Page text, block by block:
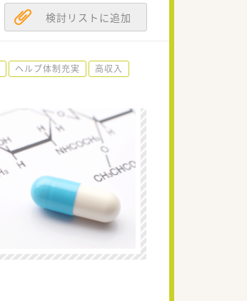
検討リストに追加
ヘルプ体制充実
高収入